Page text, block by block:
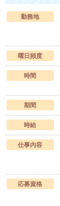
勤務地
曜日頻度
時間
期間
時給
仕事内容
応募資格